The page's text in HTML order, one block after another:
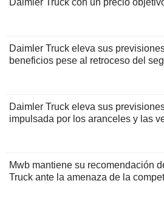
Daimler Truck con un precio
Daimler Truck eleva sus
beneficios pese al retroceso del
Daimler Truck eleva sus
impulsada por los aranceles y las
Mwb mantiene su recomendación
Truck ante la amenaza de la